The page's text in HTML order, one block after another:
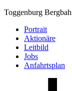
Toggenburg
Portrait
Aktionäre
Leitbild
Jobs
Anfahrtsplan